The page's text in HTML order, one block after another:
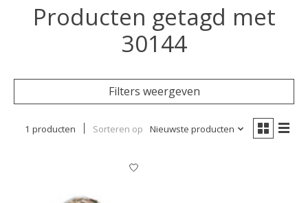
Producten getagd met
30144
Filters weergeven
1 producten Sorteren op Nieuwste producten